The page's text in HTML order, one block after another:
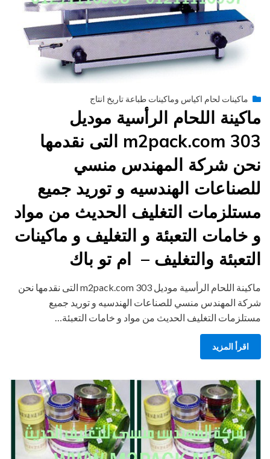
byengmansyPosted
يونيو 29, 2015
ماكينات لحام اكياس وماكينات طباعة تاريخ انتاج
ماكينة اللحام الرأسية موديل
m2pack.com 303 التى نقدمها
نحن شركة المهندس منسي
للصناعات الهندسيه و توريد جميع
مستلزمات التغليف الحديث من مواد
و خامات التعبئة و التغليف و ماكينات
التعبئة والتغليف – ام تو باك
ماكينة اللحام الرأسية موديل m2pack.com 303 التى نقدمها نحن
شركة المهندس منسي للصناعات الهندسيه و توريد جميع
مستلزمات التغليف الحديث من مواد و خامات التعبئة…
اقرأ المزيد